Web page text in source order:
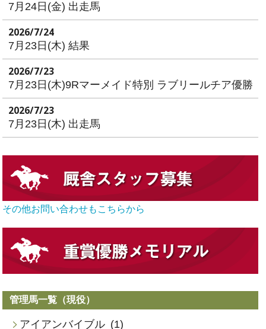
7月24日(金) 出走馬
2026/7/24
7月23日(木) 結果
2026/7/23
7月23日(木)9Rマーメイド特別 ラブリールチア優勝
2026/7/23
7月23日(木) 出走馬
その他お問い合わせもこちらから
管理馬一覧（現役）
アイアンバイブル (1)